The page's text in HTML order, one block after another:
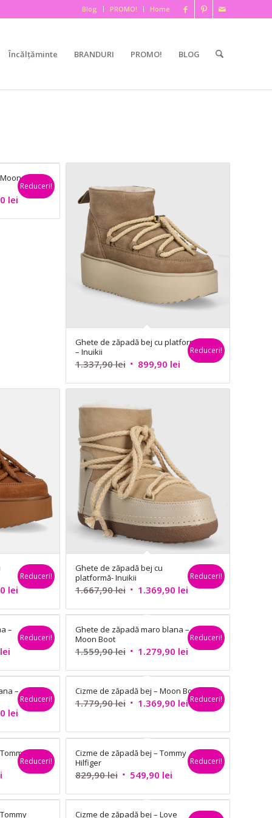
Blog PROMO! Home
Încălțăminte BRANDURI PROMO! BLOG
leiPrețul
Reduceri!
Ghete de zăpadă bej cu platformă
– Inuikii
1.337,90lei Prețul
a
fost:
1.337,90 lei.
899,90 leiPrețul
este:
Reduceri!
leiPrețul
este:
1.029,90 lei.
Reduceri!
Ghete de zăpadă bej cu
platformă- Inuikii
1.667,90lei Prețul
a
fost:
1.667,90 lei.
1.369,90 leiPrețul
este:
1.369,90 lei.
Reduceri!
–
leiPrețul
este:
949,90 lei.
Reduceri!
Ghete de zăpadă maro blana –
Moon Boot
1.559,90lei Prețul
a
fost:
1.559,90 lei.
1.279,90 leiPrețul
este:
1.279,90 lei.
Reduceri!
–
leiPrețul
este:
1.549,90 lei.
Reduceri!
Cizme de zăpadă bej – Moon Boot
1.779,90lei Prețul
a
1.779,90 lei.
1.369,90 leiPrețul
este:
1.369,90 lei.
Reduceri!
Prețul
este:
Reduceri!
Cizme de zăpadă bej – Tommy
Hilfiger
829,90lei Prețul
a
549,90 leiPrețul
este:
Reduceri!
Cizme de zăpadă bej – Love